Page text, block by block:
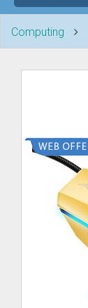
Computing